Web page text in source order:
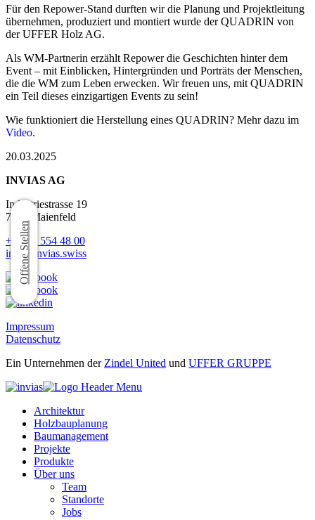
Für den Repower-Stand durften wir die Planung und Projektleitung
übernehmen, produziert und montiert wurde der QUADRIN von
der UFFER Holz AG.
Als WM-Partnerin erzählt Repower die Geschichten hinter dem
Event – mit Einblicken, Hintergründen und Porträts der Menschen,
die die WM zum Leben erwecken. Wir freuen uns, mit QUADRIN
ein Teil dieses einzigartigen Events zu sein!
Wie funktioniert die Herstellung eines QUADRIN? Mehr dazu im
Video.
20.03.2025
INVIAS AG
Offene Stellen
Industriestrasse 19
7304 Maienfeld
+41 81 554 48 00
info@invias.swiss
Impressum
Datenschutz
Ein Unternehmen der Zindel United und UFFER GRUPPE
Architektur
Holzbauplanung
Baumanagement
Projekte
Produkte
Über uns
Team
Standorte
Jobs